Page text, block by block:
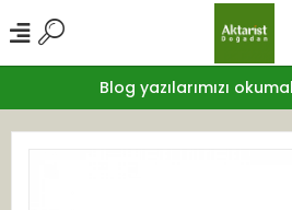
Blog yazılarımızı